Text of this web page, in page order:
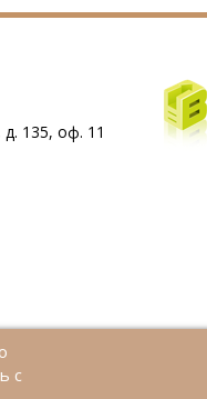
д. 135, оф. 11
с